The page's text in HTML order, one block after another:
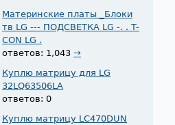
Материнские платы _Блоки
тв LG --- ПОДСВЕТКА LG -. . T-
CON LG .
ответов: 1,043→
Куплю матрицу для LG
32LQ63506LA
ответов: 0
Куплю матрицу LC470DUN